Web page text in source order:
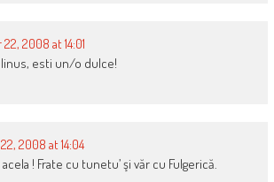
2008 at 14:01
esti un/o dulce!
2008 at 14:04
! Frate cu tunetu’ şi văr cu Fulgerică.